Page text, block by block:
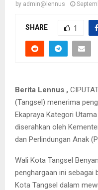
by admin@lennus
SHARE 1
Berita Lennus ,
(Tangsel) menerima
Ekapraya Kategori
diserahkan oleh
dan Perlindungan Anak
Wali Kota Tangsel
penghargaan ini sebagai
Kota Tangsel dalam